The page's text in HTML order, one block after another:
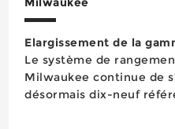
Elargissement de la
Le système de
Milwaukee continue de
désormais dix-neuf